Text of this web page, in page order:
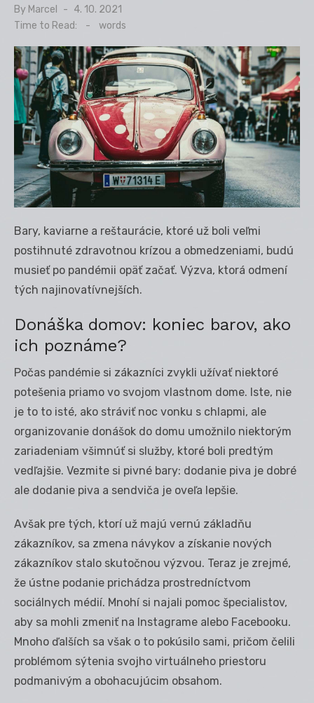
By Marcel
Posted
on
4. 10. 2021
Time to Read:
- words
Bary, kaviarne a reštaurácie, ktoré už boli veľmi
postihnuté zdravotnou krízou a obmedzeniami, budú
musieť po pandémii opäť začať. Výzva, ktorá odmení
tých najinovatívnejších.
Donáška domov: koniec barov, ako
ich poznáme?
Počas pandémie si zákazníci zvykli užívať niektoré
potešenia priamo vo svojom vlastnom dome. Iste, nie
je to to isté, ako stráviť noc vonku s chlapmi, ale
organizovanie donášok do domu umožnilo niektorým
zariadeniam všimnúť si služby, ktoré boli predtým
vedľajšie. Vezmite si pivné bary: dodanie piva je dobré
ale dodanie piva a sendviča je oveľa lepšie.
Avšak pre tých, ktorí už majú vernú základňu
zákazníkov, sa zmena návykov a získanie nových
zákazníkov stalo skutočnou výzvou. Teraz je zrejmé,
že ústne podanie prichádza prostredníctvom
sociálnych médií. Mnohí si najali pomoc špecialistov,
aby sa mohli zmeniť na Instagrame alebo Facebooku.
Mnoho ďalších sa však o to pokúsilo sami, pričom čelili
problémom sýtenia svojho virtuálneho priestoru
podmanivým a obohacujúcim obsahom.